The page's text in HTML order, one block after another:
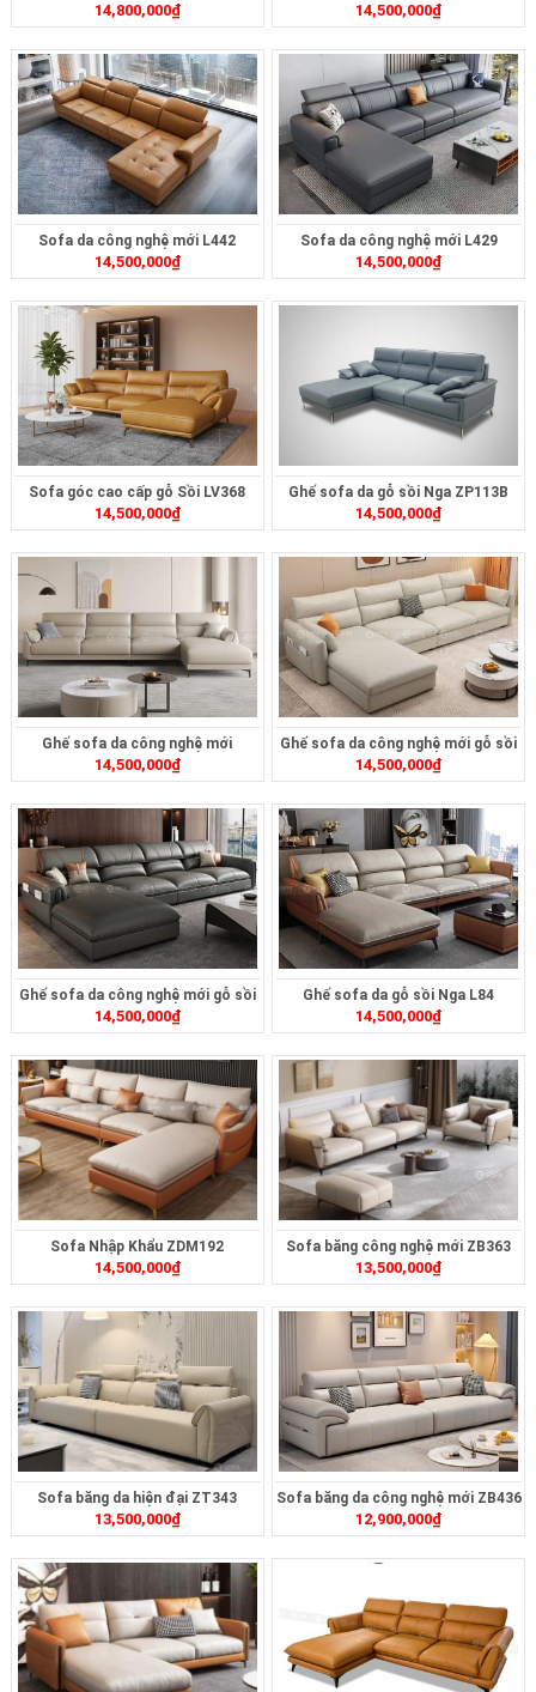
14,800,000₫ 14,500,000₫
Sofa da công nghệ mới L442
14,500,000₫
Sofa da công nghệ mới L429
14,500,000₫
Sofa góc cao cấp gỗ Sồi LV368
14,500,000₫
Ghế sofa da gỗ sồi Nga ZP113B
14,500,000₫
Ghế sofa da công nghệ mới
ZB1751
14,500,000₫
Ghế sofa da công nghệ mới gỗ sồi
L108
14,500,000₫
Ghế sofa da công nghệ mới gỗ sồi
L105
14,500,000₫
Ghế sofa da gỗ sồi Nga L84
14,500,000₫
Sofa Nhập Khẩu ZDM192
14,500,000₫
Sofa băng công nghệ mới ZB363
13,500,000₫
Sofa băng da hiện đại ZT343
13,500,000₫
Sofa băng da công nghệ mới ZB436
12,900,000₫